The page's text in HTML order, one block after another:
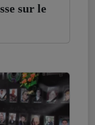
sur le